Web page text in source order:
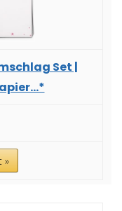
Set |
»